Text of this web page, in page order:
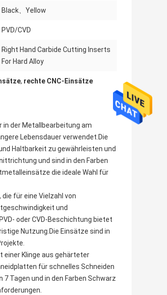
Black、Yellow
PVD/CVD
Right Hand Carbide Cutting Inserts
For Hard Alloy
, rechte CNC-Einsätze
in der Metallbearbeitung am
Lebensdauer verwendet.Die
Haltbarkeit zu gewährleisten und
und sind in den Farben
die ideale Wahl für
für eine Vielzahl von
und
oder CVD-Beschichtung bietet
Nutzung.Die Einsätze sind in
einer Klinge aus gehärteter
für schnelles Schneiden
Tagen und in den Farben Schwarz